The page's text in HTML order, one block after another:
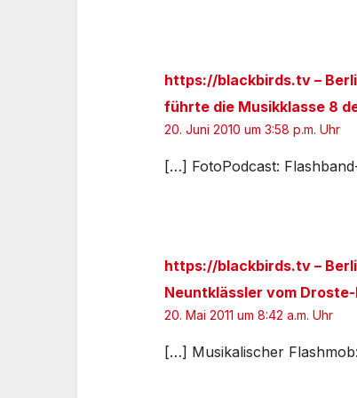
https://blackbirds.tv –
führte die Musikklasse 8
20. Juni 2010 um 3:58 p.m. Uhr
[…] FotoPodcast:
https://blackbirds.tv –
Neuntklässler vom
20. Mai 2011 um 8:42 a.m. Uhr
[…] Musikalischer